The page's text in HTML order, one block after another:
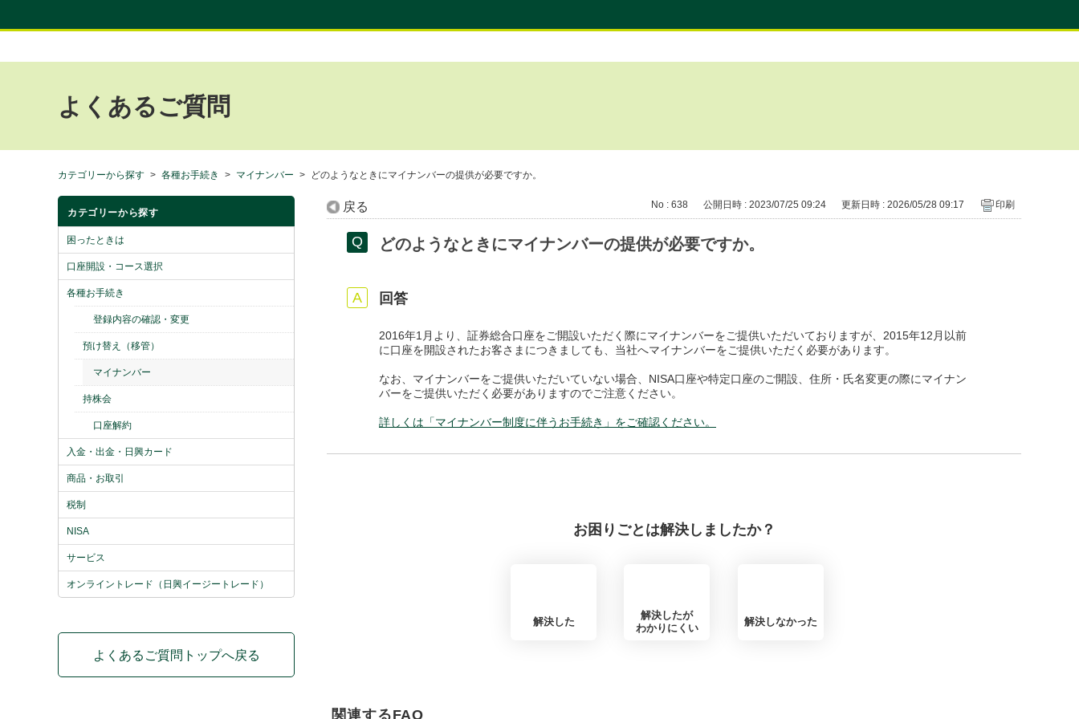
よくあるご質問
カテゴリーから探す > 各種お手続き > マイナンバー > どのようなときにマイナンバーの提供が必要ですか。
カテゴリーから探す
困ったときは
口座開設・コース選択
各種お手続き
登録内容の確認・変更
預け替え（移管）
マイナンバー
持株会
口座解約
入金・出金・日興カード
商品・お取引
税制
NISA
サービス
オンライントレード（日興イージートレード）
よくあるご質問トップへ戻る
戻る No : 638 公開日時 : 2023/07/25 09:24 更新日時 : 2026/05/28 09:17 印刷
どのようなときにマイナンバーの提供が必要ですか。
回答
2016年1月より、証券総合口座をご開設いただく際にマイナンバーをご提供いただいておりますが、2015年12月以前
に口座を開設されたお客さまにつきましても、当社へマイナンバーをご提供いただく必要があります。
なお、マイナンバーをご提供いただいていない場合、NISA口座や特定口座のご開設、住所・氏名変更の際にマイナン
バーをご提供いただく必要がありますのでご注意ください。
詳しくは「マイナンバー制度に伴うお手続き」をご確認ください。
お困りごとは解決しましたか？
解決した
解決したが
わかりにくい
解決しなかった
関連するFAQ